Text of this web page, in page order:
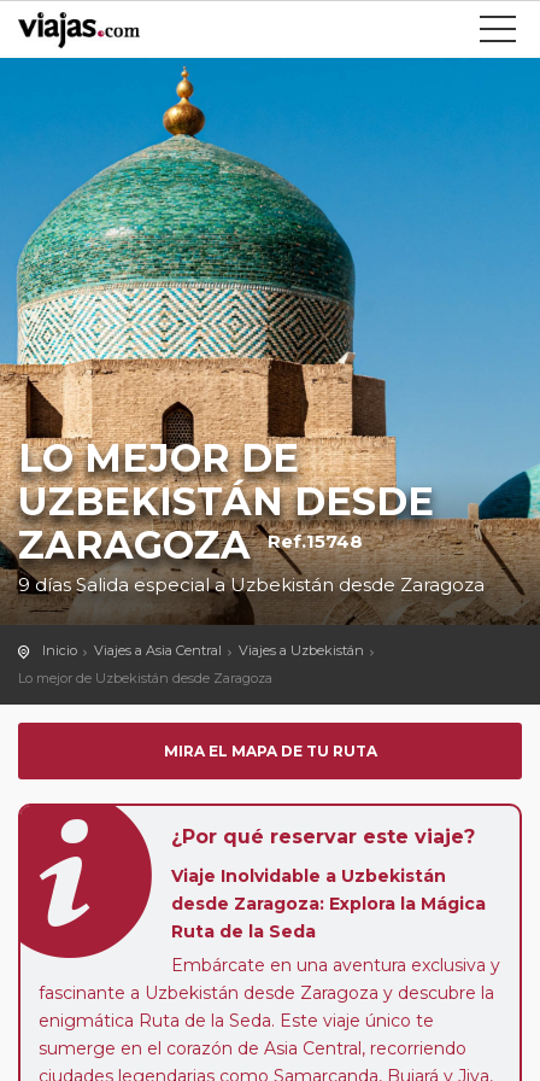
LO MEJOR DE
UZBEKISTÁN DESDE
ZARAGOZA Ref.15748
9 días Salida especial a Uzbekistán desde Zaragoza
Inicio Viajes a Asia Central
Viajes a Uzbekistán
Lo mejor de Uzbekistán desde Zaragoza
MIRA EL MAPA DE TU RUTA
¿Por qué reservar este viaje?
Viaje Inolvidable a Uzbekistán
desde Zaragoza: Explora la Mágica
Ruta de la Seda
Embárcate en una aventura exclusiva y
fascinante a Uzbekistán desde Zaragoza y descubre la
enigmática Ruta de la Seda. Este viaje único te
sumerge en el corazón de Asia Central, recorriendo
ciudades legendarias como Samarcanda, Bujará y Jiva,